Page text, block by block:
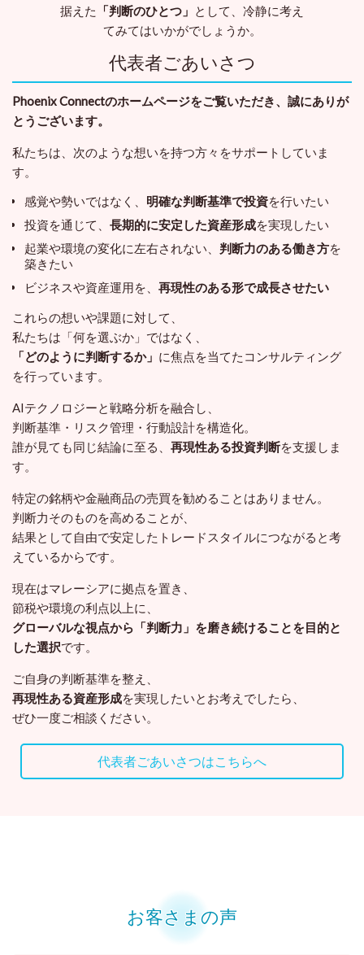
据えた
「判断のひとつ」 として、冷静に考え
てみてはいかがでしょうか。
代表者ごあいさつ
Phoenix Connectのホームページをご覧いただき、誠にありが
とうございます。
私たちは、次のような想いを持つ方々をサポートしていま
す。
感覚や勢いではなく、 明確な判断基準で投資を行いたい
投資を通じて、 長期的に安定した資産形成を実現したい
起業や環境の変化に左右されない、 判断力のある働き方を
築きたい
ビジネスや資産運用を、 再現性のある形で成長させたい
これらの想いや課題に対して、
私たちは「何を選ぶか 」ではなく、
「どのように判断するか」 に焦点を当てたコンサルティング
を行っています。
AIテクノロジーと戦略分析を融合し、
判断基準・リスク管理・行動設計を構造化。
誰が見ても同じ結論に至る、 再現性ある投資判断を支援しま
す。
特定の銘柄や金融商品の売買を勧めることはありません。
判断力そのものを高めることが、
結果として 自由で安定したトレードスタイルにつながると考
えているからです。
現在はマレーシアに拠点を置き、
節税や環境の利点以上に、
グローバルな視点から「判断力」を磨き続けることを目的と
した選択です。
ご自身の判断基準を整え、
再現性ある資産形成を実現したいとお考えでしたら、
ぜひ一度ご相談ください。
代表者ごあいさつはこちらへ
お客さまの声